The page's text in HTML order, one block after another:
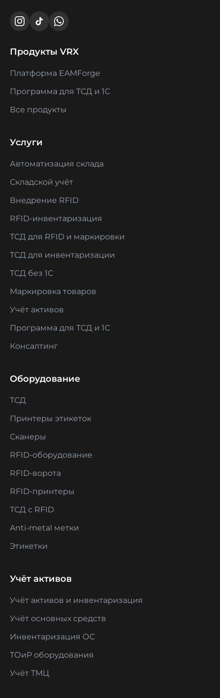
Продукты VRX
Платформа EAMForge
Программа для ТСД и 1С
Все продукты
Услуги
Автоматизация склада
Складской учёт
Внедрение RFID
RFID-инвентаризация
ТСД для RFID и маркировки
ТСД для инвентаризации
ТСД без 1С
Маркировка товаров
Учёт активов
Программа для ТСД и 1С
Консалтинг
Оборудование
ТСД
Принтеры этикеток
Сканеры
RFID-оборудование
RFID-ворота
RFID-принтеры
ТСД с RFID
Anti-metal метки
Этикетки
Учёт активов
Учёт активов и инвентаризация
Учёт основных средств
Инвентаризация ОС
ТОиР оборудования
Учёт ТМЦ